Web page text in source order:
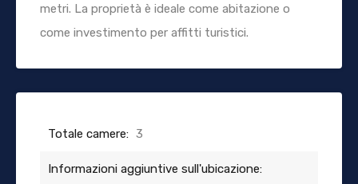
metri. La proprietà è ideale come abitazione o
come investimento per affitti turistici.
Totale camere: 3
Informazioni aggiuntive sull'ubicazione: